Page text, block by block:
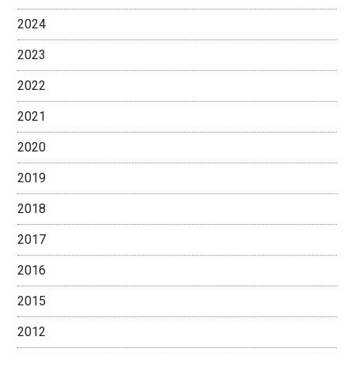
2024
2023
2022
2021
2020
2019
2018
2017
2016
2015
2012